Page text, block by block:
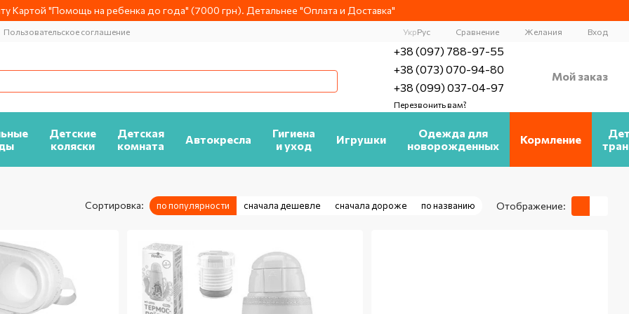
Картой "Помощь на ребенка до года" (7000 грн). Детальнее "Оплата и Доставка"
Пользовательское соглашение УкрРус Сравнение Желания Вход
+38 (097) 788-97-55
+38 (073) 070-94-80
+38 (099) 037-04-97
Перезвонить вам?
Мой заказ
Детские
коляски
Детская
комната
Автокресла
Гигиена
и уход
Игрушки
Одежда для
новорожденных
Кормление
Сортировка: по популярности сначала дешевле сначала дороже по названию Отображение: